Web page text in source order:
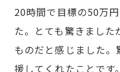
20時間で目標の50万
た。とても驚きまし
ものだと感じました
援してくれたことです